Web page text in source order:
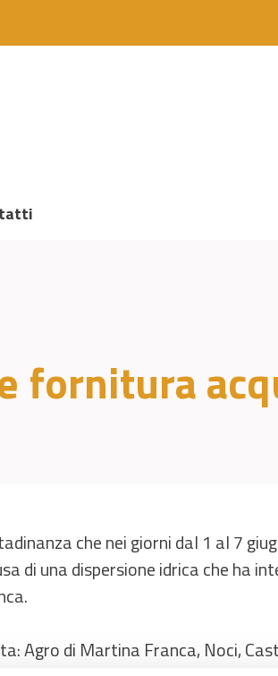
fornitura
che nei giorni dal 1 al 7
di una dispersione idrica che ha
Agro di Martina Franca, Noci,